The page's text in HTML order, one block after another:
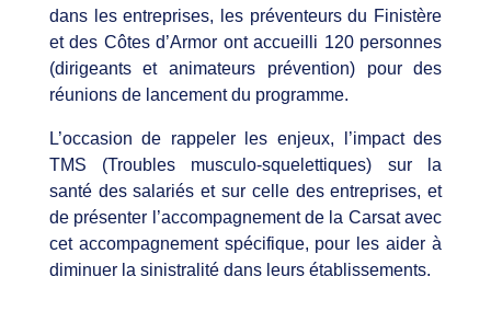
dans les entreprises, les préventeurs du Finistère
et des Côtes d’Armor ont accueilli 120 personnes
(dirigeants et animateurs prévention) pour des
réunions de lancement du programme.
L’occasion de rappeler les enjeux, l’impact des
TMS (Troubles musculo-squelettiques) sur la
santé des salariés et sur celle des entreprises, et
de présenter l’accompagnement de la Carsat avec
cet accompagnement spécifique, pour les aider à
diminuer la sinistralité dans leurs établissements.